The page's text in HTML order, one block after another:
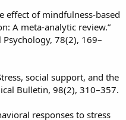
effect of mindfulness-based
A meta-analytic review.”
78(2), 169–
social support, and the
Bulletin, 98(2), 310–357.
responses to stress